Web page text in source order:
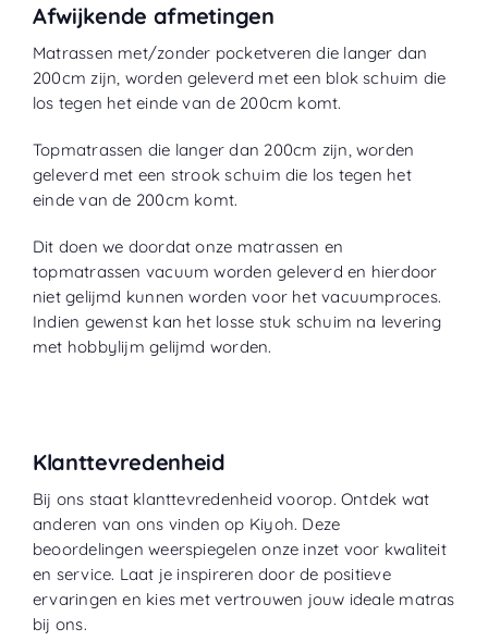
Afwijkende afmetingen
Matrassen met/zonder pocketveren die langer dan
200cm zijn, worden geleverd met een blok schuim die
los tegen het einde van de 200cm komt.
Topmatrassen die langer dan 200cm zijn, worden
geleverd met een strook schuim die los tegen het
einde van de 200cm komt.
Dit doen we doordat onze matrassen en
topmatrassen vacuum worden geleverd en hierdoor
niet gelijmd kunnen worden voor het vacuumproces.
Indien gewenst kan het losse stuk schuim na levering
met hobbylijm gelijmd worden.
Klanttevredenheid
Bij ons staat klanttevredenheid voorop. Ontdek wat
anderen van ons vinden op Kiyoh. Deze
beoordelingen weerspiegelen onze inzet voor kwaliteit
en service. Laat je inspireren door de positieve
ervaringen en kies met vertrouwen jouw ideale matras
bij ons.